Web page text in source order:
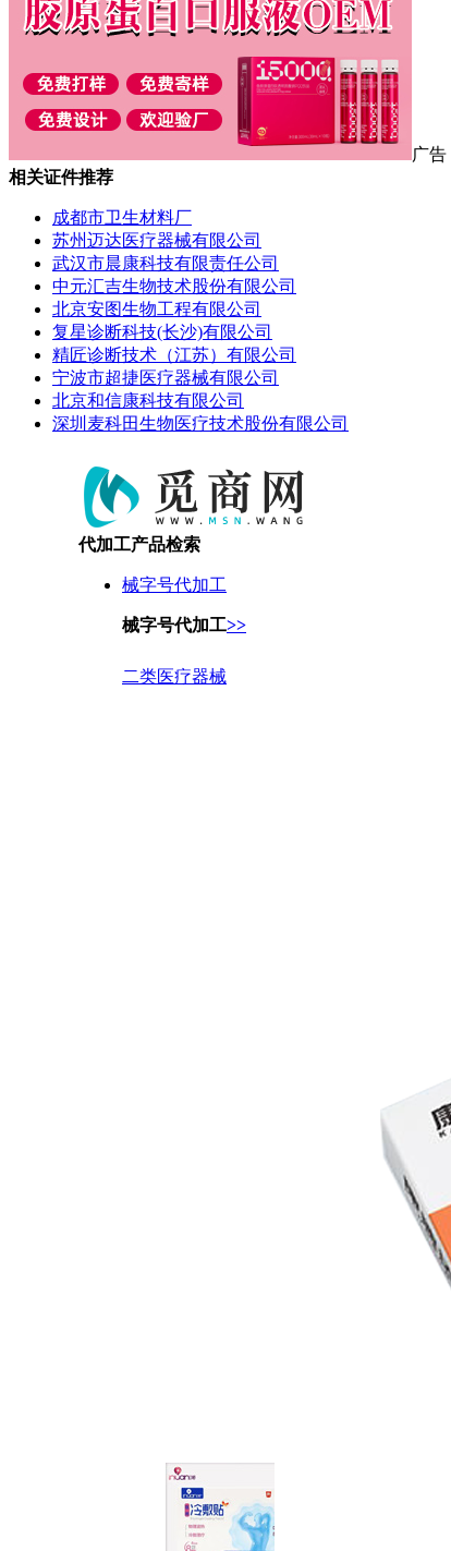
广告
相关证件推荐
成都市卫生材料厂
苏州迈达医疗器械有限公司
武汉市晨康科技有限责任公司
中元汇吉生物技术股份有限公司
北京安图生物工程有限公司
复星诊断科技(长沙)有限公司
精匠诊断技术（江苏）有限公司
宁波市超捷医疗器械有限公司
北京和信康科技有限公司
深圳麦科田生物医疗技术股份有限公司
代加工产品检索
械字号代加工
械字号代加工>>
二类医疗器械